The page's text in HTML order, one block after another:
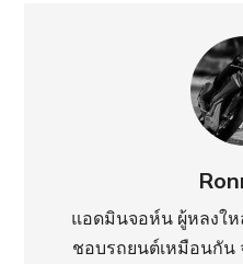
แอดมินจอห์น ผู้หลงให
ชอบรถยนต์เหมือนกัน